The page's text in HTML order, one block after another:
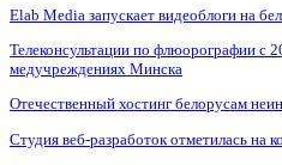
Elab Media запускает видеоблоги на
Телеконсультации по флюорографии с
медучреждениях Минска
Отечественный хостинг белорусам
Студия веб-разработок отметилась на